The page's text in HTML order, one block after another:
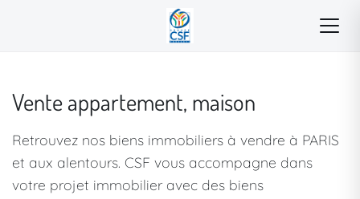
Vente appartement, maison
Retrouvez nos biens immobiliers à vendre à PARIS
et aux alentours. CSF vous accompagne dans
votre projet immobilier avec des biens